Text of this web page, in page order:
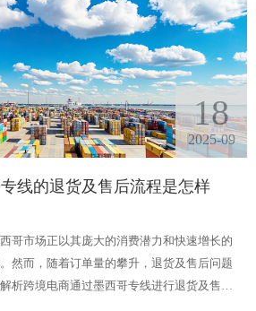
18
2025-09
线的退货及售后流程是怎样
哥市场正以其庞大的消费潜力和快速增长的
然而，随着订单量的攀升，退货及售后问题
析跨境电商通过墨西哥专线进行退货及售后